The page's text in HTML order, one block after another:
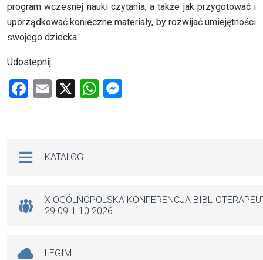
program wczesnej nauki czytania, a także jak przygotować i
uporządkować konieczne materiały, by rozwijać umiejętności
swojego dziecka.
Udostepnij:
F
o
k
E
X
W
p
KATALOG
X OGÓLNOPOLSKA KONFERENCJA
29.09-1.10.2026
LEGIMI